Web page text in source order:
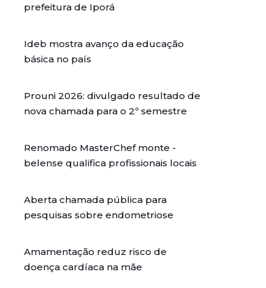
prefeitura de Iporá
Ideb mostra avanço da educação
básica no país
Prouni 2026: divulgado resultado de
nova chamada para o 2º semestre
Renomado MasterChef monte -
belense qualifica profissionais locais
Aberta chamada pública para
pesquisas sobre endometriose
Amamentação reduz risco de
doença cardíaca na mãe